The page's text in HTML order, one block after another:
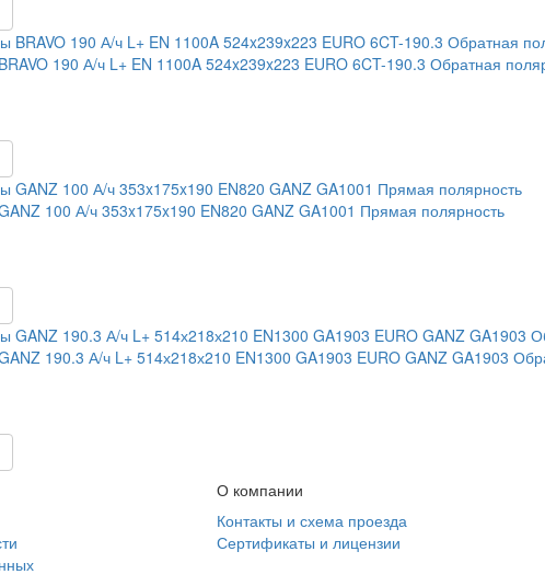
190 А/ч L+ EN 1100A 524x239x223 EURO 6CT-190.3 Обратная
100 А/ч 353x175x190 EN820 GANZ GA1001 Прямая полярность
190.3 А/ч L+ 514х218х210 EN1300 GA1903 EURO GANZ GA1903
О компании
Контакты и схема проезда
Сертификаты и лицензии